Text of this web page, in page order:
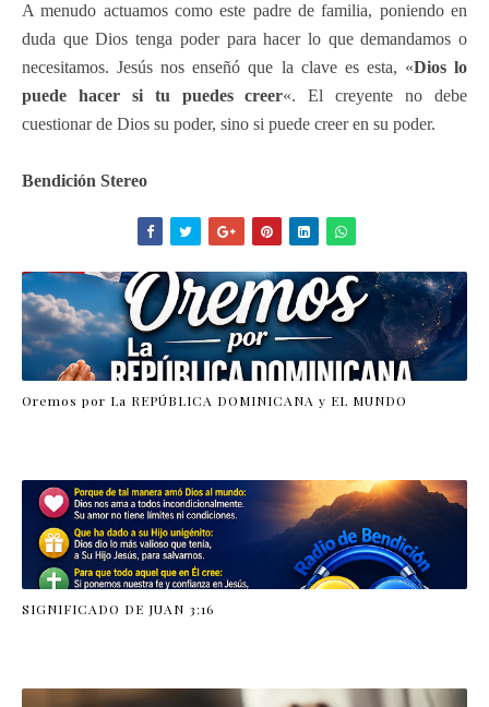
A menudo actuamos como este padre de familia, poniendo en
duda que Dios tenga poder para hacer lo que demandamos o
necesitamos. Jesús nos enseñó que la clave es esta, «Dios lo
puede hacer si tu puedes creer«. El creyente no debe
cuestionar de Dios su poder, sino si puede creer en su poder.
Bendición Stereo
Oremos por La REPÚBLICA DOMINICANA y EL MUNDO
SIGNIFICADO DE JUAN 3:16